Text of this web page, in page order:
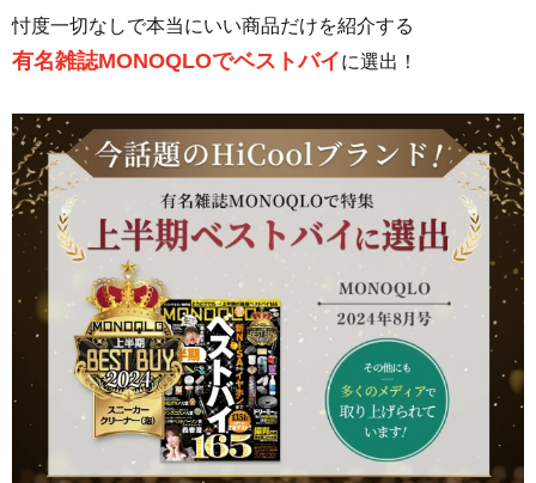
忖度一切なしで本当にいい商品だけを紹介する
有名雑誌MONOQLOでベストバイに選出！